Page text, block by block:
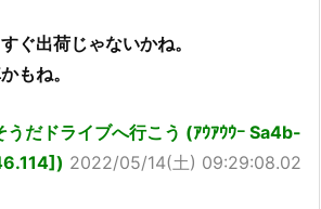
ぐ出荷じゃないかね。
もね。
うだドライブへ行こう (ｱｳｱｳｳｰ Sa4b-
2022/05/14(土) 09:29:08.02